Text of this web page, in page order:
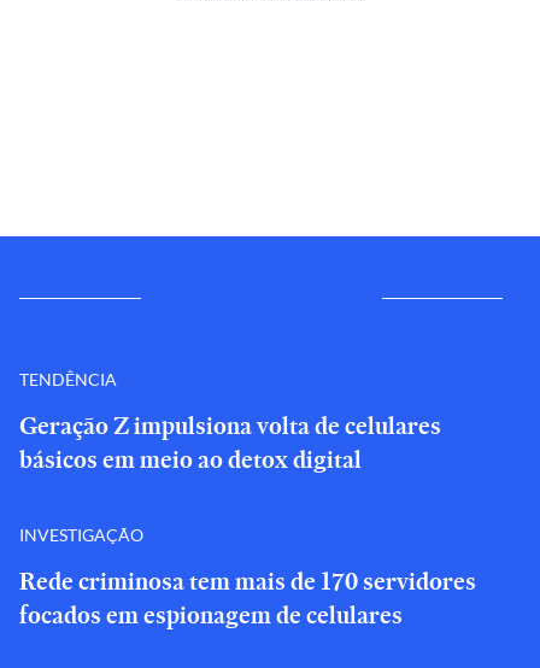
TENDÊNCIA
Geração Z impulsiona volta de celulares
básicos em meio ao detox digital
INVESTIGAÇÃO
Rede criminosa tem mais de 170 servidores
focados em espionagem de celulares